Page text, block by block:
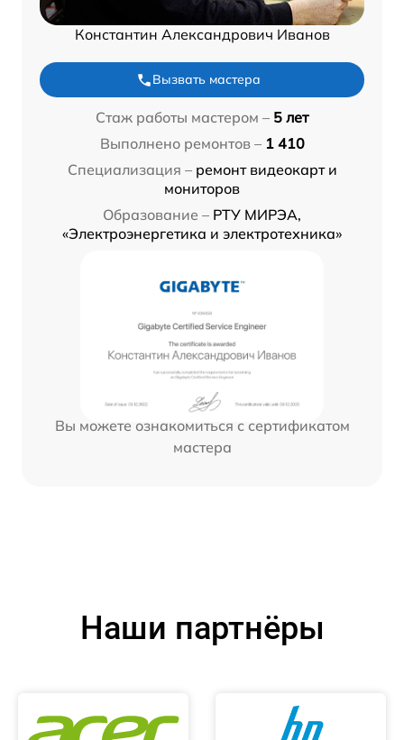
Константин Александрович Иванов
Вызвать мастера
Стаж работы мастером – 5 лет
Выполнено ремонтов – 1 410
Специализация – ремонт видеокарт и
мониторов
Образование – РТУ МИРЭА,
«Электроэнергетика и электротехника»
Вы можете ознакомиться с сертификатом
мастера
Наши партнёры